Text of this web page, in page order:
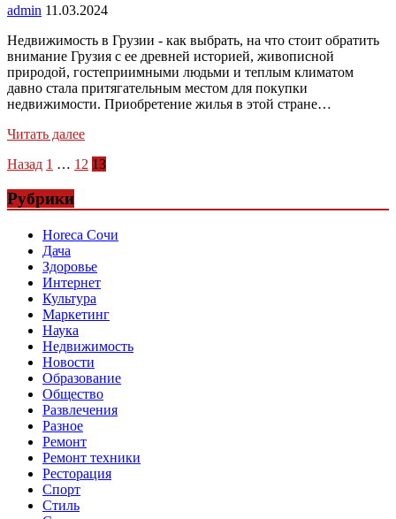
admin 11.03.2024
Недвижимость в Грузии - как выбрать, на что стоит обратить
внимание Грузия с ее древней историей, живописной
природой, гостеприимными людьми и теплым климатом
давно стала притягательным местом для покупки
недвижимости. Приобретение жилья в этой стране…
Читать далее
Пагинация
записей
Назад 1 … 12 13
Рубрики
Horeca Сочи
Дача
Здоровье
Интернет
Культура
Маркетинг
Наука
Недвижимость
Новости
Образование
Общество
Развлечения
Разное
Ремонт
Ремонт техники
Ресторация
Спорт
Стиль